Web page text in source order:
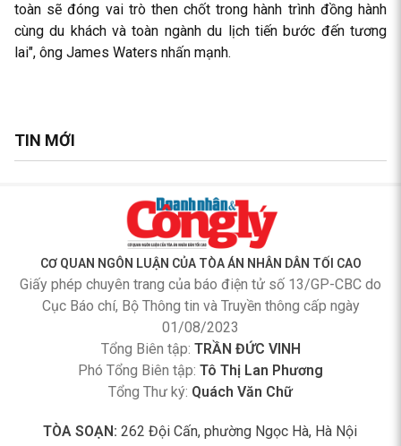
toàn sẽ đóng vai trò then chốt trong hành trình đồng hành
cùng du khách và toàn ngành du lịch tiến bước đến tương
lai", ông James Waters nhấn mạnh.
TIN MỚI
CƠ QUAN NGÔN LUẬN CỦA TÒA ÁN NHÂN DÂN TỐI CAO
Giấy phép chuyên trang của báo điện tử số 13/GP-CBC do
Cục Báo chí, Bộ Thông tin và Truyền thông cấp ngày
01/08/2023
Tổng Biên tập: TRẦN ĐỨC VINH
Phó Tổng Biên tập: Tô Thị Lan Phương
Tổng Thư ký: Quách Văn Chữ
TÒA SOẠN: 262 Đội Cấn, phường Ngọc Hà, Hà Nội